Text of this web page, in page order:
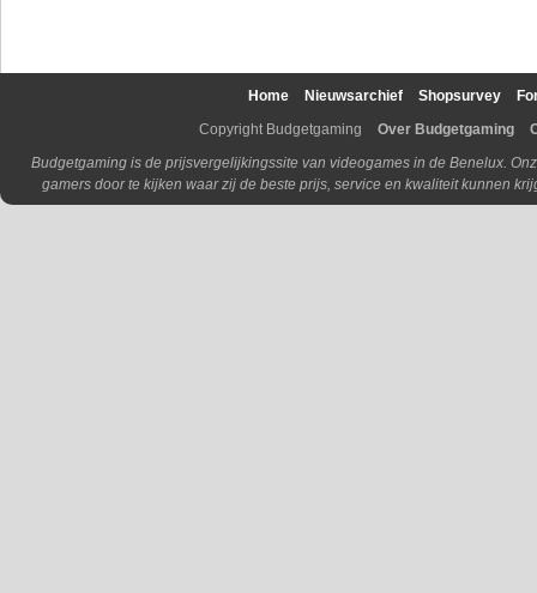
Home Nieuwsarchief Shopsurvey
Copyright Budgetgaming
Over Budgetgaming
Budgetgaming is de prijsvergelijkingssite van videogames in de Benelux.
gamers door te kijken waar zij de beste prijs, service en kwaliteit kunnen